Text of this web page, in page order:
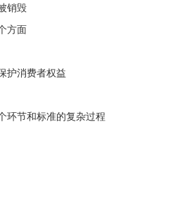
销毁
方面
护消费者权益
环节和标准的复杂过程